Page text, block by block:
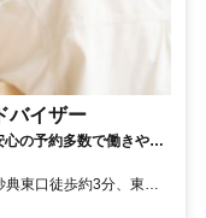
バイザー
の予約多数で働きやす
東口徒歩約3分、東京
東京メトロ東西線/ＪＲ